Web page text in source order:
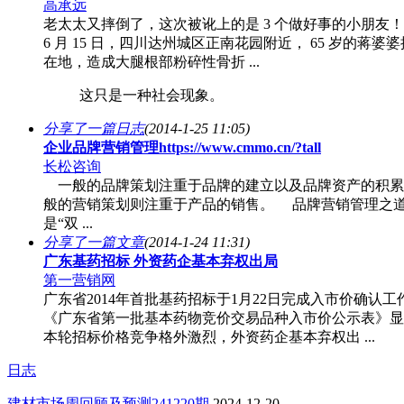
高承远
老太太又摔倒了，这次被讹上的是 3 个做好事的小朋友
6 月 15 日，四川达州城区正南花园附近， 65 岁的蒋婆婆
在地，造成大腿根部粉碎性骨折 ...
这只是一种社会现象。
分享了一篇日志(2014-1-25 11:05)
企业品牌营销管理https://www.cmmo.cn/?tall
长松咨询
一般的品牌策划注重于品牌的建立以及品牌资产的积
般的营销策划则注重于产品的销售。 品牌营销管理之道
是“双 ...
分享了一篇文章(2014-1-24 11:31)
广东基药招标 外资药企基本弃权出局
第一营销网
广东省2014年首批基药招标于1月22日完成入市价确认工
《广东省第一批基本药物竞价交易品种入市价公示表》显
本轮招标价格竞争格外激烈，外资药企基本弃权出 ...
日志